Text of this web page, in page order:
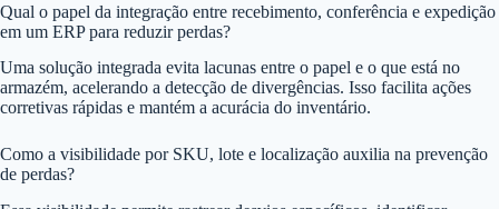
Qual o papel da integração entre recebimento, conferência e expedição
em um ERP para reduzir perdas?
Uma solução integrada evita lacunas entre o papel e o que está no
armazém, acelerando a detecção de divergências. Isso facilita ações
corretivas rápidas e mantém a acurácia do inventário.
Como a visibilidade por SKU, lote e localização auxilia na prevenção
de perdas?